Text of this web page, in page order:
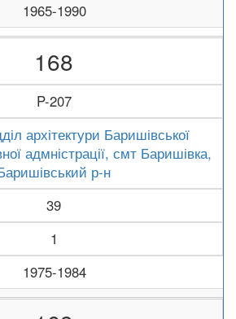
1965-1990
168
P-207
архітектури Баришівської
адмністрації, смт Баришівка,
р-н
39
1
1975-1984